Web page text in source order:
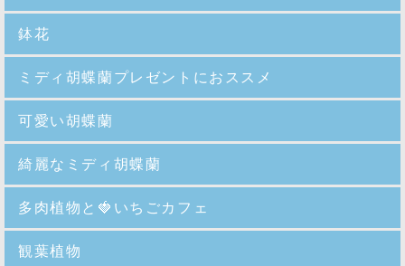
鉢花
ミディ胡蝶蘭プレゼントにおススメ
可愛い胡蝶蘭
綺麗なミディ胡蝶蘭
多肉植物と🍓いちごカフェ
観葉植物